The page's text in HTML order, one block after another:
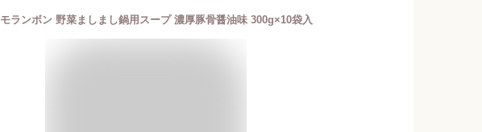
モランボン 野菜ましまし鍋用スープ 濃厚豚骨醤油味 300g×10袋入